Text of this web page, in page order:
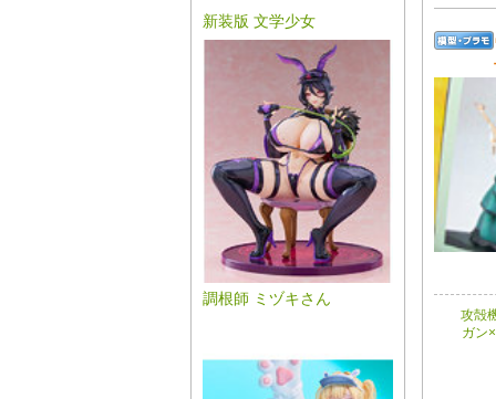
新装版 文学少女
調根師 ミヅキさん
攻殻
ガン